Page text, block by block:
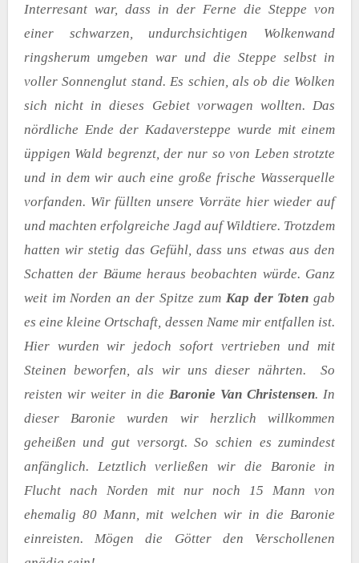
Interresant war, dass in der Ferne die Steppe von
einer schwarzen, undurchsichtigen Wolkenwand
ringsherum umgeben war und die Steppe selbst in
voller Sonnenglut stand. Es schien, als ob die Wolken
sich nicht in dieses Gebiet vorwagen wollten. Das
nördliche Ende der Kadaversteppe wurde mit einem
üppigen Wald begrenzt, der nur so von Leben strotzte
und in dem wir auch eine große frische Wasserquelle
vorfanden. Wir füllten unsere Vorräte hier wieder auf
und machten erfolgreiche Jagd auf Wildtiere. Trotzdem
hatten wir stetig das Gefühl, dass uns etwas aus den
Schatten der Bäume heraus beobachten würde. Ganz
weit im Norden an der Spitze zum Kap der Toten gab
es eine kleine Ortschaft, dessen Name mir entfallen ist.
Hier wurden wir jedoch sofort vertrieben und mit
Steinen beworfen, als wir uns dieser nährten. So
reisten wir weiter in die Baronie Van Christensen. In
dieser Baronie wurden wir herzlich willkommen
geheißen und gut versorgt. So schien es zumindest
anfänglich. Letztlich verließen wir die Baronie in
Flucht nach Norden mit nur noch 15 Mann von
ehemalig 80 Mann, mit welchen wir in die Baronie
einreisten. Mögen die Götter den Verschollenen